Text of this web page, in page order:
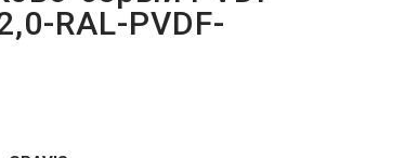
RAL-PVDF-